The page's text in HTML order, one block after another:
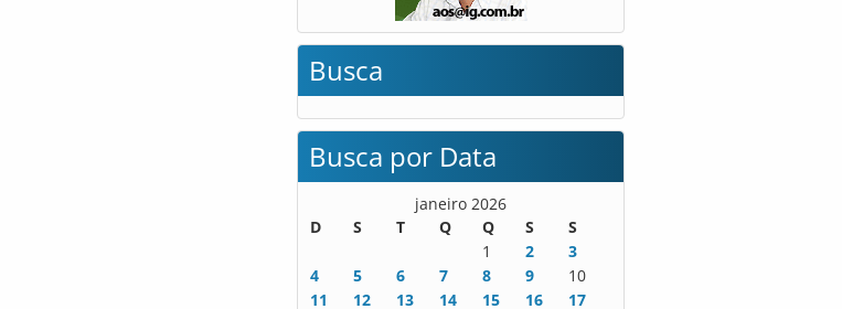
Busca
Busca por Data
janeiro 2026
D
S T Q Q S
S
1
2
3
4
5 6 7 8 9
10
11
12 13 14 15 16 17